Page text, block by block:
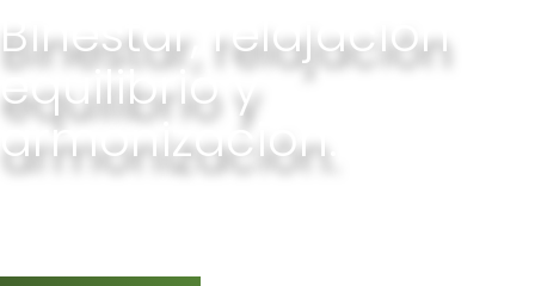
Binestar, relajación
equilibrio y
armonización.